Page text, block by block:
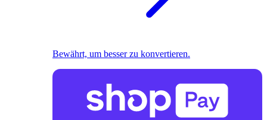
Bewährt, um besser zu konvertieren.